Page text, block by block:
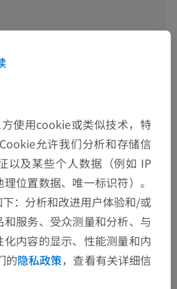
容改进的建议。
使用cookie或类似技术，特
允许我们分析和存储信
以及某些个人数据（例如 IP
位置数据、唯一标识符）。
：分析和改进用户体验和/或
服务、受众测量和分析、与
内容的显示、性能测量和内
的隐私政策，查看有关详细信